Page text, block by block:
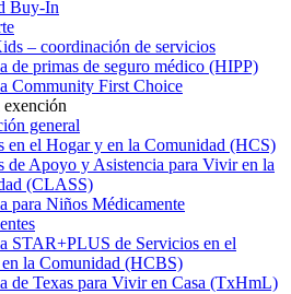
Buy-In
– coordinación de servicios
de primas de seguro médico (HIPP)
Community First Choice
exención
general
en el Hogar y en la Comunidad (HCS)
de Apoyo y Asistencia para Vivir en la
(CLASS)
para Niños Médicamente
STAR+PLUS de Servicios en el
la Comunidad (HCBS)
de Texas para Vivir en Casa (TxHmL)